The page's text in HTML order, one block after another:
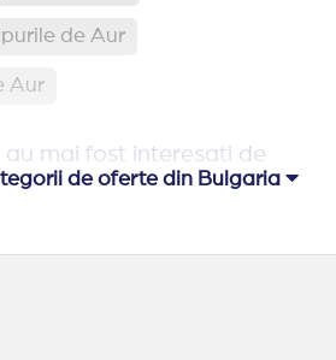
de Aur
Aur
au mai fost interesati de
Bulgaria (65)
Romania
Bulgaria
de oferte din Bulgaria